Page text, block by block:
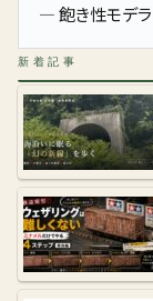
— 飽き性モデ
新着記事